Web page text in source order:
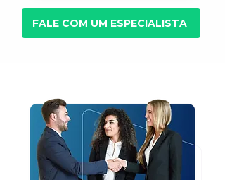
FALE COM UM ESPECIALISTA